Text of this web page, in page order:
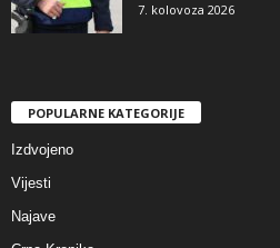
7. kolovoza 2026
POPULARNE KATEGORIJE
Izdvojeno
Vijesti
Najave